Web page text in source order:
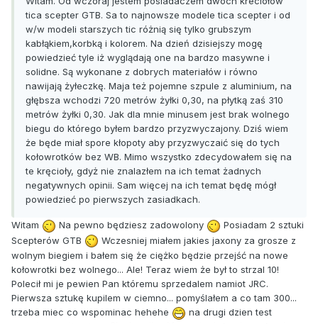
tica scepter GTB. Sa to najnowsze modele tica scepter i od
w/w modeli starszych tic różnią się tylko grubszym
kabłąkiem,korbką i kolorem. Na dzień dzisiejszy mogę
powiedzieć tyle iż wyglądają one na bardzo masywne i
solidne. Są wykonane z dobrych materiałów i równo
nawijają żyłeczkę. Maja też pojemne szpule z aluminium, na
głębsza wchodzi 720 metrów żyłki 0,30, na płytką zaś 310
metrów żyłki 0,30. Jak dla mnie minusem jest brak wolnego
biegu do którego byłem bardzo przyzwyczajony. Dziś wiem
że będe miał spore kłopoty aby przyzwyczaić się do tych
kołowrotków bez WB. Mimo wszystko zdecydowałem się na
te kręcioły, gdyż nie znalazłem na ich temat żadnych
negatywnych opinii. Sam więcej na ich temat będę mógł
powiedzieć po pierwszych zasiadkach.
Witam Na pewno będziesz zadowolony
Posiadam 2 sztuki
Scepterów GTB
Wczesniej miałem jakies jaxony za grosze z
wolnym biegiem i bałem się że ciężko będzie przejść na nowe
kołowrotki bez wolnego... Ale! Teraz wiem że był to strzal 10!
Polecił mi je pewien Pan któremu sprzedalem namiot JRC.
Pierwsza sztukę kupilem w ciemno... pomyślałem a co tam 300...
trzeba miec co wspominac hehehe
na drugi dzien test